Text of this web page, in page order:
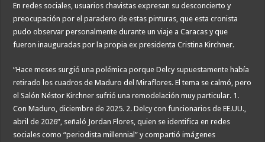
En redes sociales, usuarios chavistas expresan su desconcierto y
preocupación por el paradero de estas pinturas, que esta cronista
pudo observar personalmente durante un viaje a Caracas y que
fueron inauguradas por la propia ex presidenta Cristina Kirchner.
“Hace meses surgió una polémica porque Delcy supuestamente había
retirado los cuadros de Maduro del Miraflores. El tema se calmó, pero
el Salón Néstor Kirchner sufrió una remodelación muy particular. 1.
Con Maduro, diciembre de 2025. 2. Delcy con funcionarios de EE.UU.,
abril de 2026”, señaló Jordan Flores, quien se identifica en redes
sociales como “periodista millennial” y compartió imágenes